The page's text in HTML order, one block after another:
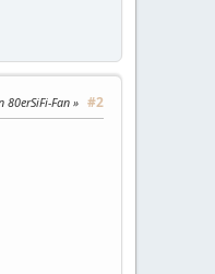
#2
80erSiFi-Fan